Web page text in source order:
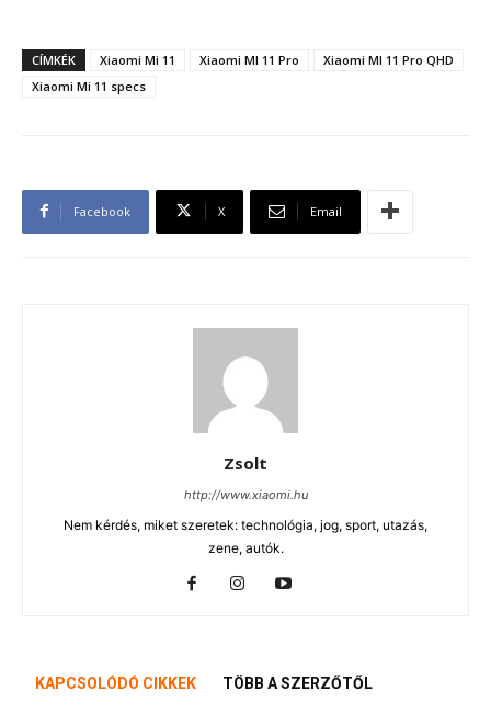
CÍMKÉK Xiaomi Mi 11 Xiaomi MI 11 Pro
Xiaomi MI 11 Pro QHD
Xiaomi Mi 11 specs
Facebook X Email
Zsolt
http://www.xiaomi.hu
Nem kérdés, miket szeretek: technológia, jog, sport, utazás,
zene, autók.
KAPCSOLÓDÓ CIKKEK TÖBB A SZERZŐTŐL